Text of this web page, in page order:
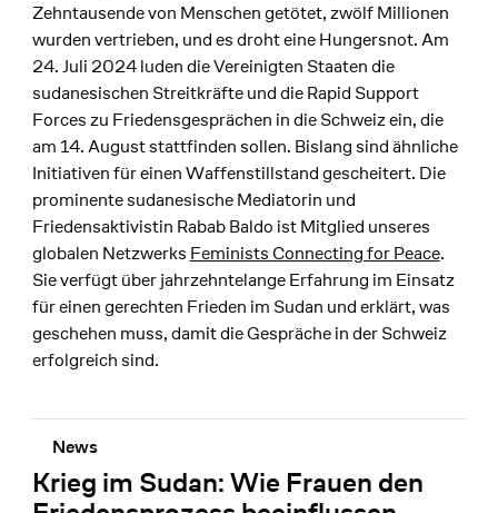
Zehntausende von Menschen getötet, zwölf Millionen
wurden vertrieben, und es droht eine Hungersnot. Am
24. Juli 2024 luden die Vereinigten Staaten die
sudanesischen Streitkräfte und die Rapid Support
Forces zu Friedensgesprächen in die Schweiz ein, die
am 14. August stattfinden sollen. Bislang sind ähnliche
Initiativen für einen Waffenstillstand gescheitert. Die
prominente sudanesische Mediatorin und
Friedensaktivistin Rabab Baldo ist Mitglied unseres
globalen Netzwerks Feminists Connecting for Peace.
Sie verfügt über jahrzehntelange Erfahrung im Einsatz
für einen gerechten Frieden im Sudan und erklärt, was
geschehen muss, damit die Gespräche in der Schweiz
erfolgreich sind.
Krieg im Sudan: Wie Frauen den
News